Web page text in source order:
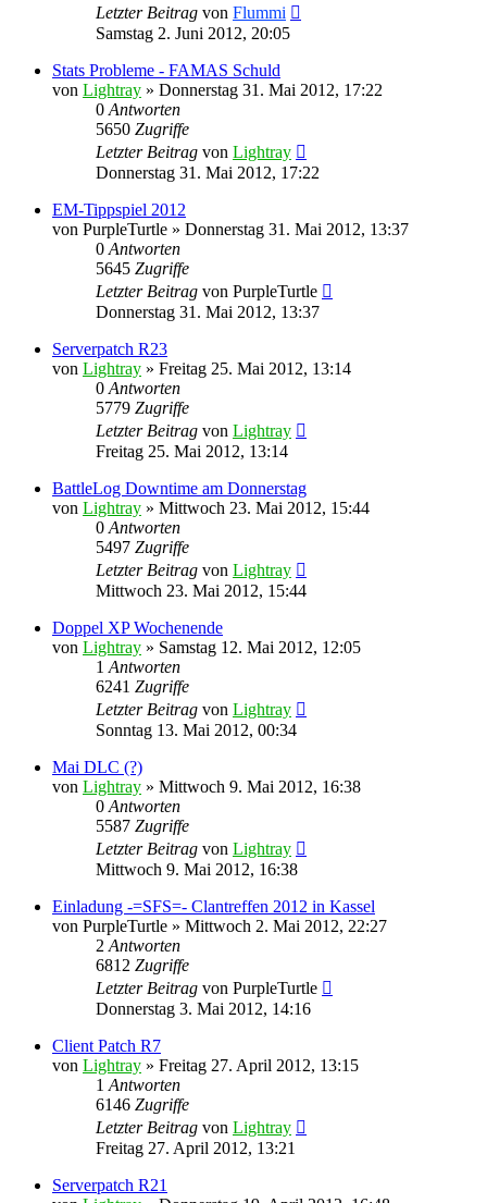
Letzter Beitrag von Flummi
Samstag 2. Juni 2012, 20:05
Stats Probleme - FAMAS Schuld
von Lightray » Donnerstag 31. Mai 2012, 17:22
0 Antworten
5650 Zugriffe
Letzter Beitrag von Lightray
Donnerstag 31. Mai 2012, 17:22
EM-Tippspiel 2012
von PurpleTurtle » Donnerstag 31. Mai 2012, 13:37
0 Antworten
5645 Zugriffe
Letzter Beitrag von PurpleTurtle
Donnerstag 31. Mai 2012, 13:37
Serverpatch R23
von Lightray » Freitag 25. Mai 2012, 13:14
0 Antworten
5779 Zugriffe
Letzter Beitrag von Lightray
Freitag 25. Mai 2012, 13:14
BattleLog Downtime am Donnerstag
von Lightray » Mittwoch 23. Mai 2012, 15:44
0 Antworten
5497 Zugriffe
Letzter Beitrag von Lightray
Mittwoch 23. Mai 2012, 15:44
Doppel XP Wochenende
von Lightray » Samstag 12. Mai 2012, 12:05
1 Antworten
6241 Zugriffe
Letzter Beitrag von Lightray
Sonntag 13. Mai 2012, 00:34
Mai DLC (?)
von Lightray » Mittwoch 9. Mai 2012, 16:38
0 Antworten
5587 Zugriffe
Letzter Beitrag von Lightray
Mittwoch 9. Mai 2012, 16:38
Einladung -=SFS=- Clantreffen 2012 in Kassel
von PurpleTurtle » Mittwoch 2. Mai 2012, 22:27
2 Antworten
6812 Zugriffe
Letzter Beitrag von PurpleTurtle
Donnerstag 3. Mai 2012, 14:16
Client Patch R7
von Lightray » Freitag 27. April 2012, 13:15
1 Antworten
6146 Zugriffe
Letzter Beitrag von Lightray
Freitag 27. April 2012, 13:21
Serverpatch R21